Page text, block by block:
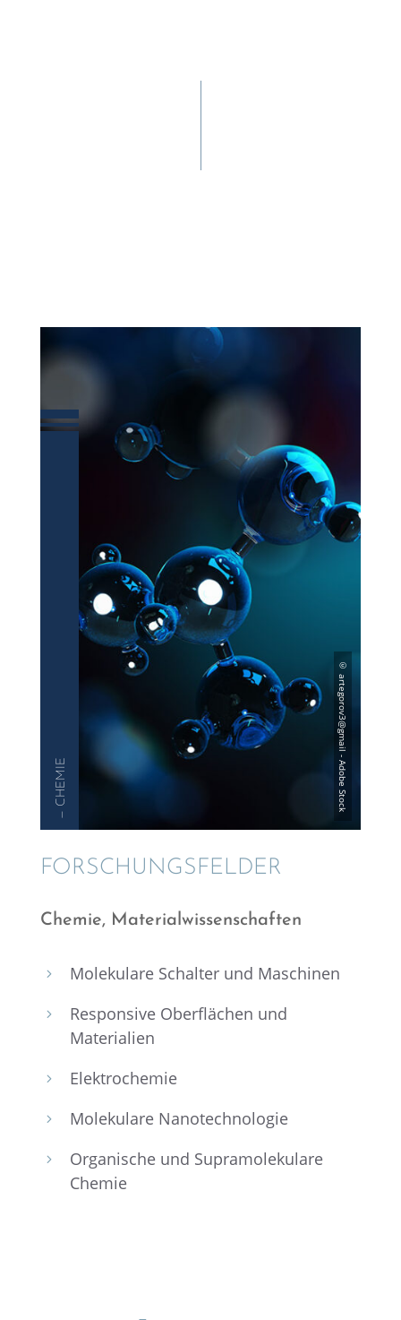
— CHEMIE
FORSCHUNGS­FELDER
Chemie, Materi­al­wis­sen­schaf­ten
5 Moleku­lare Schal­ter und Maschinen
5
Respon­sive Oberflä­chen und
Materialien
5 Elektro­che­mie
5 Moleku­lare Nanotechnologie
5
Organi­sche und Supra­mo­le­ku­lare
Chemie